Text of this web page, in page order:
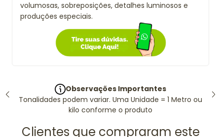
volumosas, sobreposições, detalhes luminosos e
produções especiais.
Observações Importantes
Tonalidades podem variar. Uma Unidade = 1 Metro ou
kilo conforme o produto